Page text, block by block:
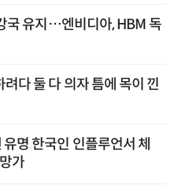
국 유지…엔비디아, HBM 독
다 둘 다 의자 틈에 목이 낀
명 한국인 인플루언서 체
가